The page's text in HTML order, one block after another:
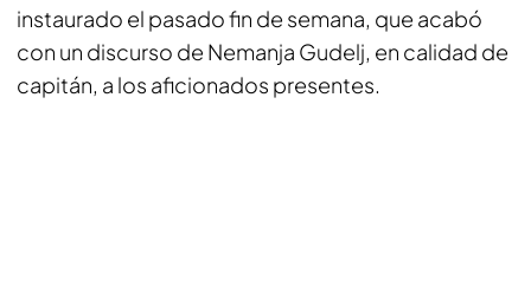
instaurado el pasado fin de semana, que acabó
con un discurso de Nemanja Gudelj, en calidad de
capitán, a los aficionados presentes.